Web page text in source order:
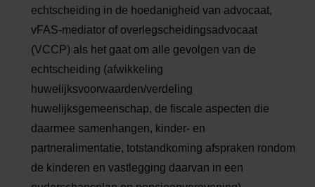
echtscheiding in de hoedanigheid van advocaat,
vFAS-mediator of overlegscheidingsadvocaat
(VCCP) als het gaat om alle gevolgen van de
echtscheiding (afwikkeling
huwelijksvoorwaarden/verdeling
huwelijksgemeenschap, de fiscale aspecten die
daarmee samenhangen, kinder- en
partneralimentatie, totstandkoming afspraken rondom
de kinderen en vastlegging daarvan in een